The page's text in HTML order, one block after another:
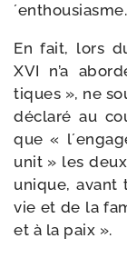
En fait, lors
XVI n’a
tiques », ne
décla­ré au
que «
unit » les
unique, avant
vie et de la
et à la paix ».